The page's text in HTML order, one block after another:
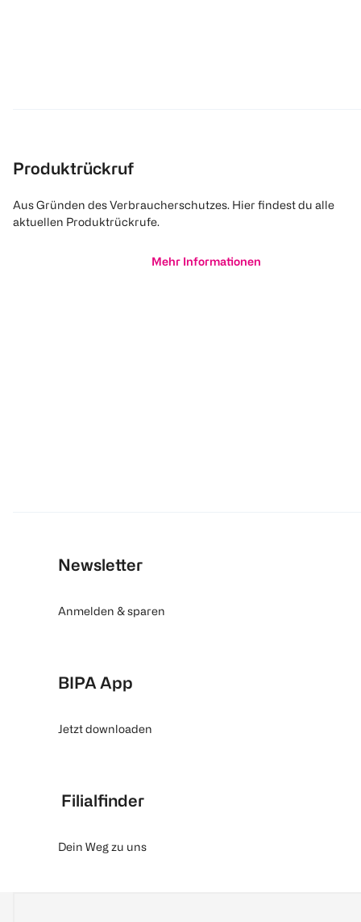
Produktrückruf
Aus Gründen des Verbraucherschutzes. Hier findest du alle
aktuellen Produktrückrufe.
Mehr Informationen
Newsletter
Anmelden & sparen
BIPA App
Jetzt downloaden
Filialfinder
Dein Weg zu uns